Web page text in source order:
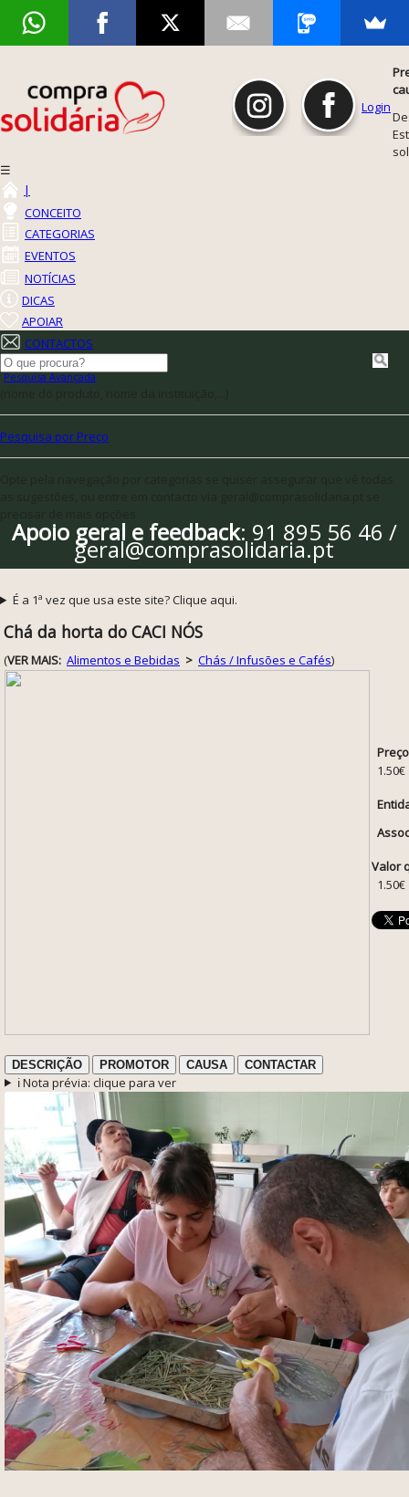
Login
☰
|
CONCEITO
CATEGORIAS
EVENTOS
NOTÍCIAS
DICAS
APOIAR
CONTACTOS
Pesquisa Avançada
Pesquisa por Preço
Apoio geral e feedback: 91 895 56 46 /
geral@comprasolidaria.pt
É a 1ª vez que usa este site? Clique aqui.
Chá da horta do CACI NÓS
(VER MAIS: Alimentos e Bebidas > Chás / Infusões e Cafés)
1.50€
Valor
1.50€
DESCRIÇÃO PROMOTOR CAUSA CONTACTAR
ℹ️ Nota prévia: clique para ver